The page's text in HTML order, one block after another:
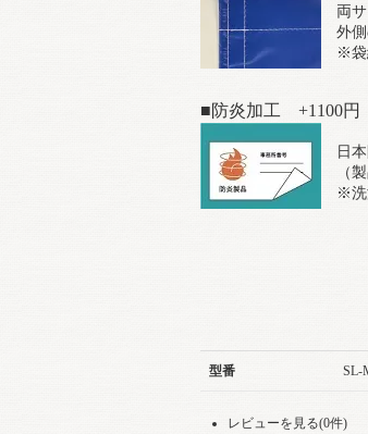
両サ
外側
※袋
■防炎加工 +1100円
日本
（製
※洗
型番 SL-
レビューを見る(0件)